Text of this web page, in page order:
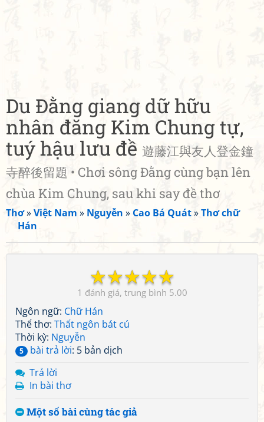
Du Đằng giang dữ hữu
nhân đăng Kim Chung tự,
tuý hậu lưu đề 遊藤江與友人登金鐘
寺醉後留題 • Chơi sông Đằng cùng bạn lên
chùa Kim Chung, sau khi say đề thơ
Thơ»Việt Nam » Nguyễn » Cao Bá Quát»Thơ chữ
Hán
☆
☆
☆
☆
☆
1 5.00
Ngôn ngữ: Chữ Hán
Thể thơ: Thất ngôn bát cú
Thời kỳ: Nguyễn
5 bài trả lời: 5 bản dịch
Trả lời
In bài thơ
Một số bài cùng tác giả